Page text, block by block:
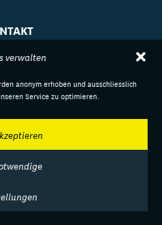
verwalten
anonym erhoben und ausschliesslich
Service zu optimieren.